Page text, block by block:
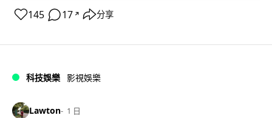
145 17 ↗ 分享
科技娛樂 影視娛樂
Lawton 1 日